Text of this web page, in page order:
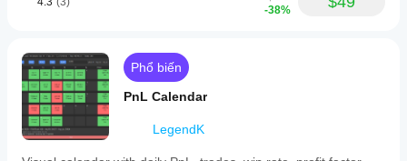
-38%
Phổ biến
PnL Calendar
LegendK